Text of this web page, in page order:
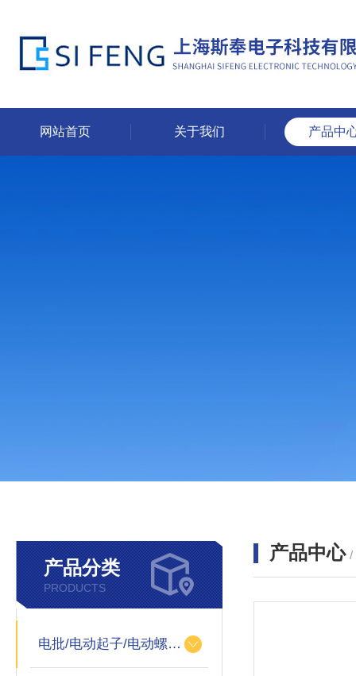
网站首页 关于我们 产品中
产品分类
PRODUCTS
电批/电动起子/电动螺丝刀
产品中心 /